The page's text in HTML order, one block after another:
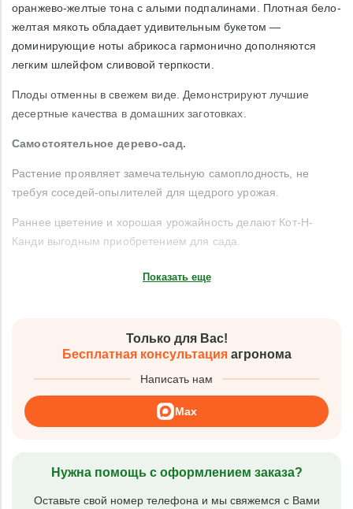
оранжево-желтые тона с алыми подпалинами. Плотная бело-
желтая мякоть обладает удивительным букетом —
доминирующие ноты абрикоса гармонично дополняются
легким шлейфом сливовой терпкости.
Плоды отменны в свежем виде. Демонстрируют лучшие
десертные качества в домашних заготовках.
Самостоятельное дерево-сад.
Растение проявляет замечательную самоплодность, не
требуя соседей-опылителей для щедрого урожая.
Раннее цветение и хорошая урожайность делают Кот-Н-
Канди выгодным приобретением для сада.
Показать еще
Только для Вас!
Бесплатная консультацияагронома
Написать нам
Max
Нужна помощь с оформлением заказа?
Оставьте свой номер телефона и мы свяжемся с Вами